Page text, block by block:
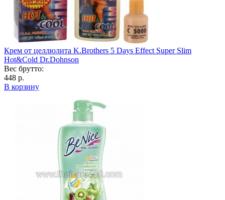
Крем от целлюлита K.Brothers 5 Days Effect Super Slim
Hot&Cold Dr.Dohnson
Вес брутто:
448 р.
В корзину